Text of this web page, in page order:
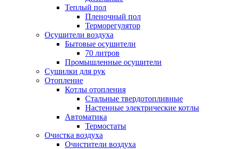
Теплый пол
Пленочный пол
Терморегулятор
Осушители воздуха
Бытовые осушители
70 литров
Промышленные осушители
Сушилки для рук
Отопление
Котлы отопления
Стальные твердотопливные
Настенные электрические котлы
Автоматика
Термостаты
Очистка воздуха
Очистители воздуха